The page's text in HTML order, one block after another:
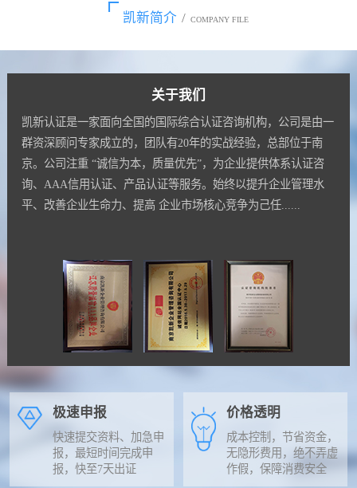
凯新简介 / COMPANY FILE
关于我们
凯新认证是一家面向全国的国际综合认证咨询机构，公司是由一
群资深顾问专家成立的，团队有20年的实战经验，总部位于南
京。公司注重 “诚信为本，质量优先”，为企业提供体系认证咨
询、AAA信用认证、产品认证等服务。始终以提升企业管理水
平、改善企业生命力、提高 企业市场核心竞争为己任......
极速申报
快速提交资料、加急申
报，最短时间完成申
报，快至7天出证
价格透明
成本控制，节省资金，
无隐形费用，绝不弄虚
作假，保障消费安全